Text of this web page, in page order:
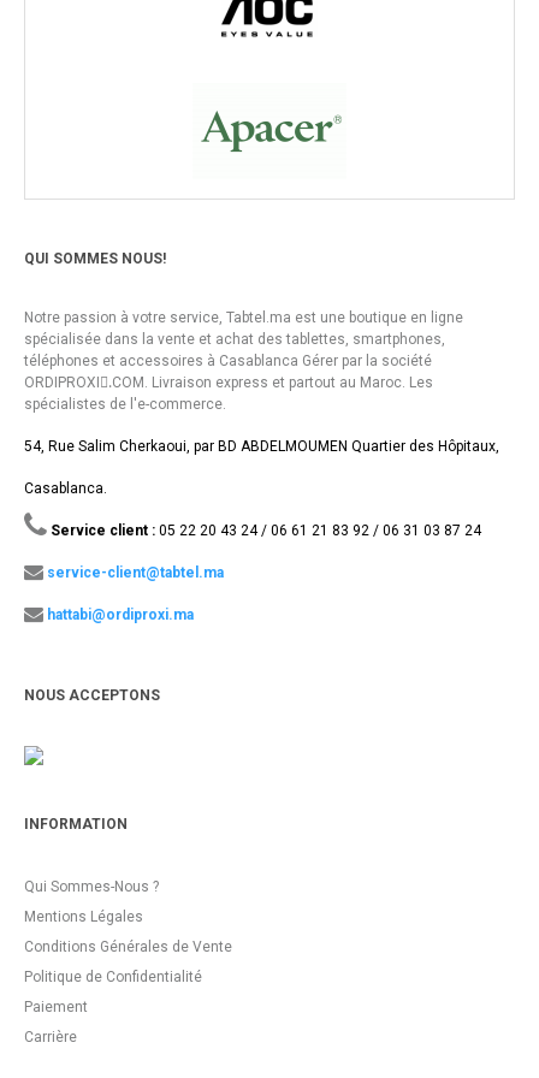
QUI SOMMES NOUS!
Notre passion à votre service, Tabtel.ma est une boutique en ligne
spécialisée dans la vente et achat des tablettes, smartphones,
téléphones et accessoires à Casablanca Gérer par la société
ORDIPROXI.ِCOM. Livraison express et partout au Maroc. Les
spécialistes de l'e-commerce.
54, Rue Salim Cherkaoui, par BD ABDELMOUMEN Quartier des Hôpitaux,
Casablanca.
Service client : 05 22 20 43 24 / 06 61 21 83 92 / 06 31 03 87 24
service-client@tabtel.ma
hattabi@ordiproxi.ma
NOUS ACCEPTONS
INFORMATION
Qui Sommes-Nous ?
Mentions Légales
Conditions Générales de Vente
Politique de Confidentialité
Paiement
Carrière